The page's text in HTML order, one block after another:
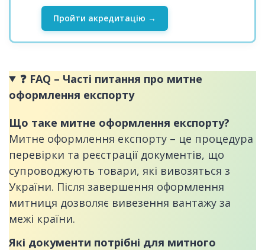
Пройти акредитацію →
❓ FAQ – Часті питання про митне
оформлення експорту
Що таке митне оформлення експорту?
Митне оформлення експорту – це процедура
перевірки та реєстрації документів, що
супроводжують товари, які вивозяться з
України. Після завершення оформлення
митниця дозволяє вивезення вантажу за
межі країни.
Які документи потрібні для митного